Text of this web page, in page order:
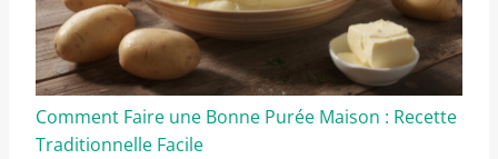
Comment Faire une Bonne Purée Maison : Recette
Traditionnelle Facile